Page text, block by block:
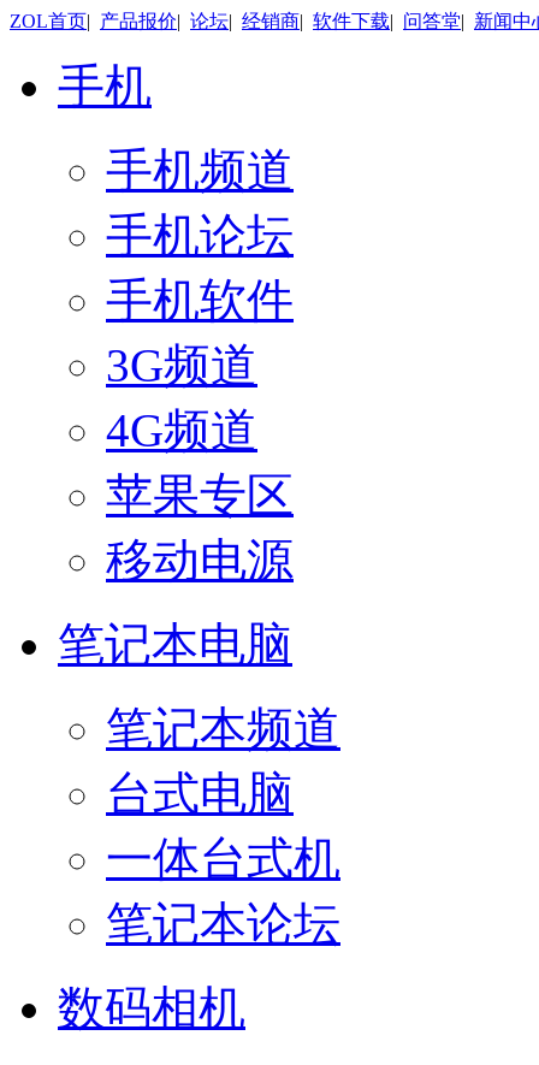
ZOL首页| 产品报价| 论坛| 经销商| 软件下载| 问答堂| 新闻中
手机
手机频道
手机论坛
手机软件
3G频道
4G频道
苹果专区
移动电源
笔记本电脑
笔记本频道
台式电脑
一体台式机
笔记本论坛
数码相机